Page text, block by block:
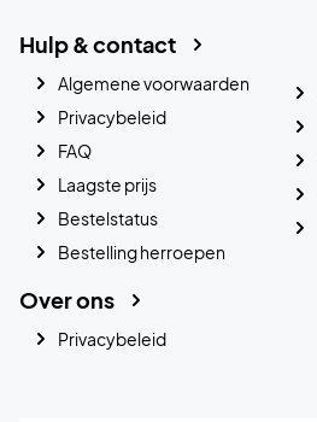
Hulp & contact
Algemene voorwaarden
Privacybeleid
FAQ
Laagste prijs
Bestelstatus
Bestelling herroepen
Over ons
Privacybeleid